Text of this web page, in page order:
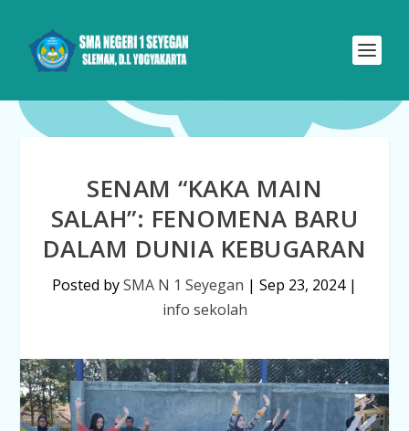
SENAM “KAKA MAIN
SALAH”: FENOMENA BARU
DALAM DUNIA KEBUGARAN
Posted bySMA N 1 Seyegan | Sep 23, 2024|
info sekolah